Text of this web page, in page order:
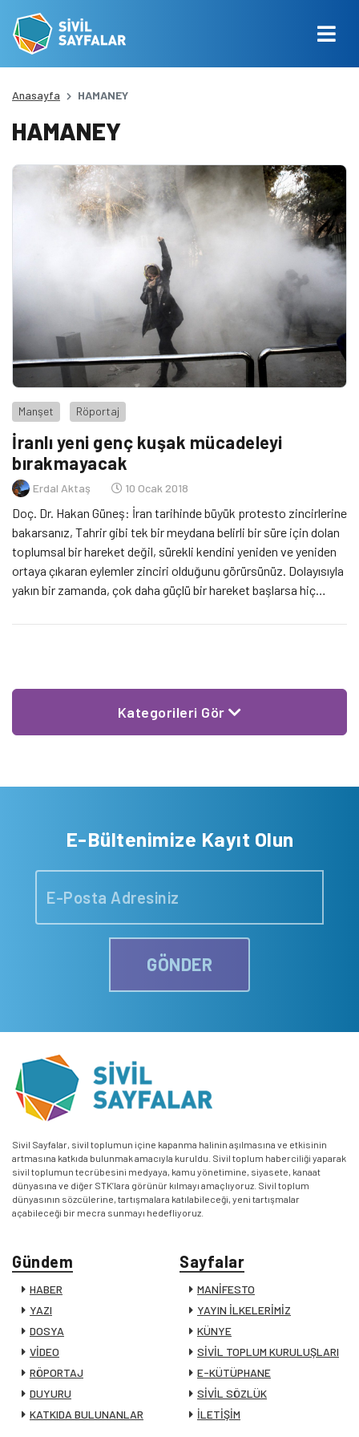
Anasayfa HAMANEY
HAMANEY
Manşet Röportaj
İranlı yeni genç kuşak mücadeleyi
bırakmayacak
Erdal Aktaş 10 Ocak 2018
Doç. Dr. Hakan Güneş: İran tarihinde büyük protesto zincirlerine
bakarsanız, Tahrir gibi tek bir meydana belirli bir süre için dolan
toplumsal bir hareket değil, sürekli kendini yeniden ve yeniden
ortaya çıkaran eylemler zinciri olduğunu görürsünüz. Dolayısıyla
yakın bir zamanda, çok daha güçlü bir hareket başlarsa hiç
ekonomik sıkıntıları […]
Kategorileri Gör
E-Bültenimize Kayıt Olun
GÖNDER
Sivil Sayfalar, sivil toplumun içine kapanma halinin aşılmasına ve etkisinin
artmasına katkıda bulunmak amacıyla kuruldu. Sivil toplum haberciliği yaparak
sivil toplumun tecrübesini medyaya, kamu yönetimine, siyasete, kanaat
dünyasına ve diğer STK’lara görünür kılmayı amaçlıyoruz. Sivil toplum
dünyasının sözcülerine, tartışmalara katılabileceği, yeni tartışmalar
açabileceği bir mecra sunmayı hedefliyoruz.
Gündem
HABER
YAZI
DOSYA
VİDEO
RÖPORTAJ
DUYURU
KATKIDA BULUNANLAR
Sayfalar
MANİFESTO
YAYIN İLKELERİMİZ
KÜNYE
SİVİL TOPLUM KURULUŞLARI
E-KÜTÜPHANE
SİVİL SÖZLÜK
İLETİŞİM